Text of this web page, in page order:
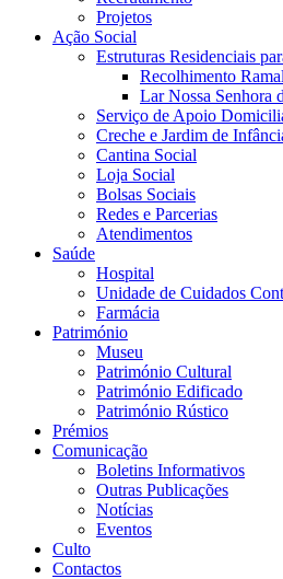
Projetos
Ação Social
Estruturas Residenciais
Recolhimento
Lar Nossa Senhora
Serviço de Apoio
Creche e Jardim de
Cantina Social
Loja Social
Bolsas Sociais
Redes e Parcerias
Atendimentos
Saúde
Hospital
Unidade de Cuidados
Farmácia
Património
Museu
Património Cultural
Património Edificado
Património Rústico
Prémios
Comunicação
Boletins Informativos
Outras Publicações
Notícias
Eventos
Culto
Contactos